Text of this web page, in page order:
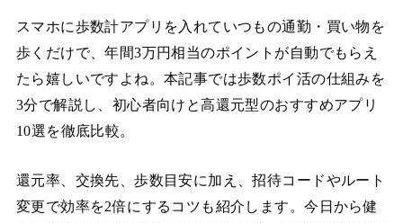
スマホに歩数計アプリを入れていつもの通勤・買い物を
歩くだけで、年間3万円相当のポイントが自動でもらえ
たら嬉しいですよね。本記事では歩数ポイ活の仕組みを
3分で解説し、初心者向けと高還元型のおすすめアプリ
10選を徹底比較。
還元率、交換先、歩数目安に加え、招待コードやルート
変更で効率を2倍にするコツも紹介します。今日から健